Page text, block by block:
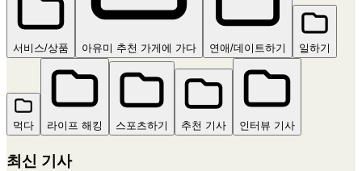
서비스/상품 아유미 추천 가게에 가다 연애/데이트하기 일하기
먹다 라이프 해킹 스포츠하기 추천 기사 인터뷰 기사
최신 기사